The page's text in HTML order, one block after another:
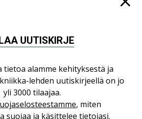
UUTISKIRJE
tietoa alamme kehityksestä ja
lehden uutiskirjeellä on jo
yli 3000 tilaajaa.
, miten
suojaa ja käsittelee tietojasi.